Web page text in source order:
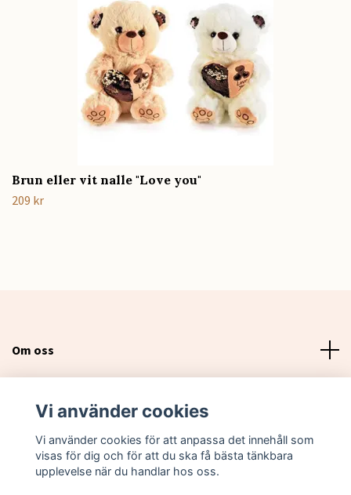
Brun eller vit nalle "Love you"
209 kr
Om oss
Sociala medier
Vi använder cookies
Vi använder cookies för att anpassa det innehåll som
visas för dig och för att du ska få bästa tänkbara
upplevelse när du handlar hos oss.